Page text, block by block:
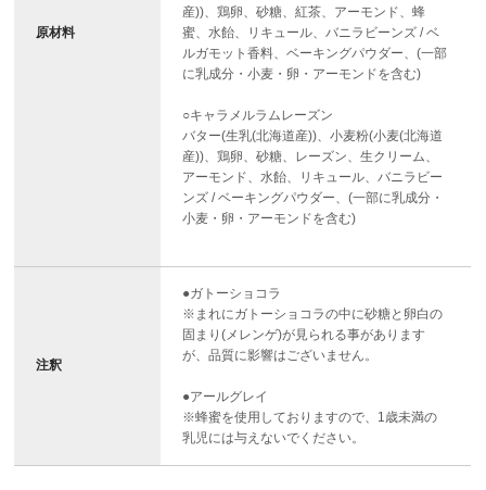
原材料
産))、鶏卵、砂糖、紅茶、アーモンド、蜂
蜜、水飴、リキュール、バニラビーンズ / ベ
ルガモット香料、ベーキングパウダー、(一部
に乳成分・小麦・卵・アーモンドを含む)
○キャラメルラムレーズン
バター(生乳(北海道産))、小麦粉(小麦(北海道
産))、鶏卵、砂糖、レーズン、生クリーム、
アーモンド、水飴、リキュール、バニラビー
ンズ / ベーキングパウダー、(一部に乳成分・
小麦・卵・アーモンドを含む)
注釈
●ガトーショコラ
※まれにガトーショコラの中に砂糖と卵白の
固まり(メレンゲ)が見られる事があります
が、品質に影響はございません。
●アールグレイ
※蜂蜜を使用しておりますので、1歳未満の
乳児には与えないでください。